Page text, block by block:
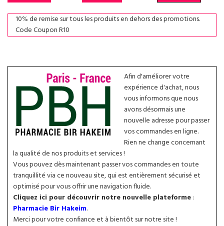
10% de remise sur tous les produits en dehors des promotions.
Code Coupon R10
Afin d'améliorer votre
expérience d'achat, nous
vous informons que nous
avons désormais une
nouvelle adresse pour passer
vos commandes en ligne.
Rien ne change concernant
la qualité de nos produits et services !
Vous pouvez dès maintenant passer vos commandes en toute
tranquillité via ce nouveau site, qui est entièrement sécurisé et
optimisé pour vous offrir une navigation fluide.
Cliquez ici pour découvrir notre nouvelle plateforme:
Pharmacie Bir Hakeim.
Merci pour votre confiance et à bientôt sur notre site !